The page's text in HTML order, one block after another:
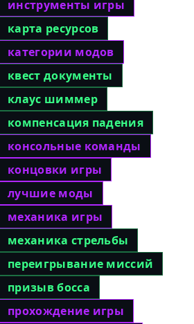
инструменты игры
карта ресурсов
категории модов
квест документы
клаус шиммер
компенсация падения
консольные команды
концовки игры
лучшие моды
механика игры
механика стрельбы
переигрывание миссий
призыв босса
прохождение игры